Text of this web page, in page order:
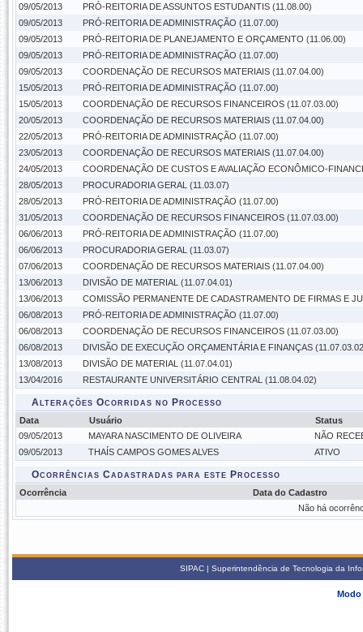
09/05/2013
PRÓ-REITORIA DE ASSUNTOS ESTUDANTIS (11.08.00)
09/05/2013
PRÓ-REITORIA DE ADMINISTRAÇÃO (11.07.00)
09/05/2013
PRÓ-REITORIA DE PLANEJAMENTO E ORÇAMENTO (11.06.00)
09/05/2013
PRÓ-REITORIA DE ADMINISTRAÇÃO (11.07.00)
09/05/2013
COORDENAÇÃO DE RECURSOS MATERIAIS (11.07.04.00)
15/05/2013
PRÓ-REITORIA DE ADMINISTRAÇÃO (11.07.00)
15/05/2013
COORDENAÇÃO DE RECURSOS FINANCEIROS (11.07.03.00)
20/05/2013
COORDENAÇÃO DE RECURSOS MATERIAIS (11.07.04.00)
22/05/2013
PRÓ-REITORIA DE ADMINISTRAÇÃO (11.07.00)
23/05/2013
COORDENAÇÃO DE RECURSOS MATERIAIS (11.07.04.00)
24/05/2013
COORDENAÇÃO DE CUSTOS E AVALIAÇÃO ECONÔMICO-
28/05/2013
PROCURADORIA GERAL (11.03.07)
28/05/2013
PRÓ-REITORIA DE ADMINISTRAÇÃO (11.07.00)
31/05/2013
COORDENAÇÃO DE RECURSOS FINANCEIROS (11.07.03.00)
06/06/2013
PRÓ-REITORIA DE ADMINISTRAÇÃO (11.07.00)
06/06/2013
PROCURADORIA GERAL (11.03.07)
07/06/2013
COORDENAÇÃO DE RECURSOS MATERIAIS (11.07.04.00)
13/06/2013
DIVISÃO DE MATERIAL (11.07.04.01)
13/06/2013
COMISSÃO PERMANENTE DE CADASTRAMENTO DE FIRMAS E
06/08/2013
PRÓ-REITORIA DE ADMINISTRAÇÃO (11.07.00)
06/08/2013
COORDENAÇÃO DE RECURSOS FINANCEIROS (11.07.03.00)
06/08/2013
DIVISÃO DE EXECUÇÃO ORÇAMENTÁRIA E FINANÇAS
13/08/2013
DIVISÃO DE MATERIAL (11.07.04.01)
13/04/2016
RESTAURANTE UNIVERSITÁRIO CENTRAL (11.08.04.02)
Alterações Ocorridas no Processo
Data Usuário
Status
09/05/2013
MAYARA NASCIMENTO DE OLIVEIRA
NÃO
09/05/2013
THAÍS CAMPOS GOMES ALVES ATIVO
Ocorrências Cadastradas para este Processo
Ocorrência
Data do Cadastro
Não há
SIPAC | Superintendência de Tecnologia da
Modo